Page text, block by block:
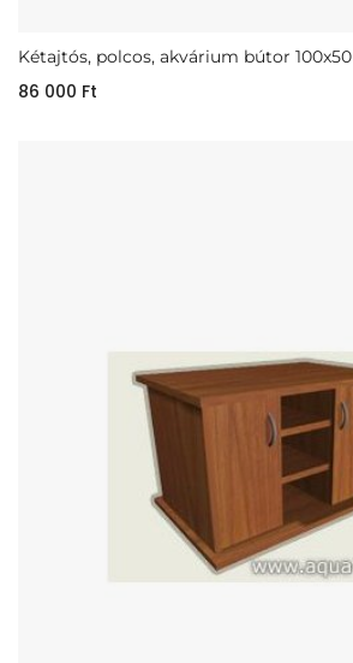
Kétajtós, polcos, akvárium bútor 100x50
86 000 Ft